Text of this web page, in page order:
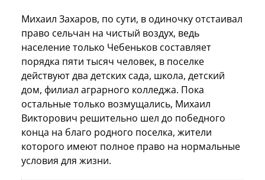
Михаил Захаров, по сути, в одиночку отстаивал
право сельчан на чистый воздух, ведь
население только Чебеньков составляет
порядка пяти тысяч человек, в поселке
действуют два детских сада, школа, детский
дом, филиал аграрного колледжа. Пока
остальные только возмущались, Михаил
Викторович решительно шел до победного
конца на благо родного поселка, жители
которого имеют полное право на нормальные
условия для жизни.